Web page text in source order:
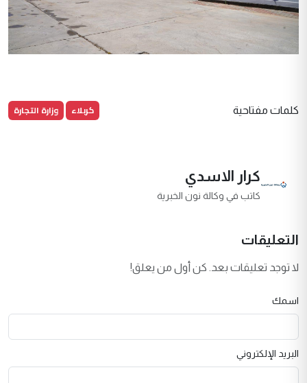
كلمات مفتاحية كربلاء وزارة التجارة
كرار الاسدي
كاتب في وكالة نون الخبرية
التعليقات
لا توجد تعليقات بعد. كن أول من يعلق!
اسمك
البريد الإلكتروني